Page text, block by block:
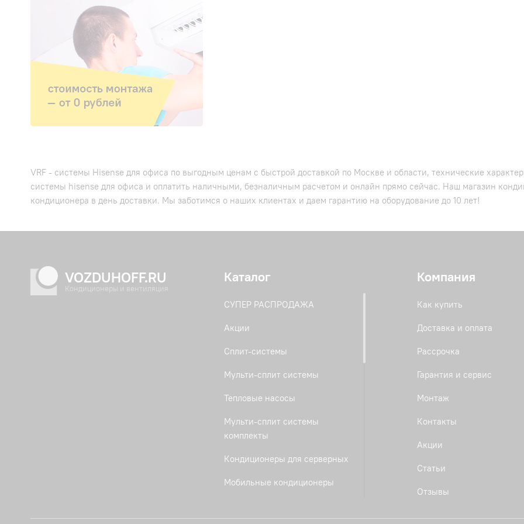
VRF - системы Hisense для офиса по выгодным ценам с быстрой доставкой по Москве и области, технические
системы hisense для офиса и оплатить наличными, безналичным расчетом и онлайн прямо сейчас. Наш магазин
кондиционера в день доставки. Мы заботимся о наших клиентах и даем гарантию на оборудование до 10 лет!
VOZDUHOFF.RU
Кондиционеры и вентиляция
Каталог
СУПЕР РАСПРОДАЖА
Акции
Сплит-системы
Мульти-сплит системы
Тепловые насосы
Мульти-сплит системы
комплекты
Кондиционеры для серверных
Мобильные кондиционеры
Компания
Как купить
Доставка и оплата
Рассрочка
Гарантия и сервис
Монтаж
Контакты
Акции
Статьи
Отзывы